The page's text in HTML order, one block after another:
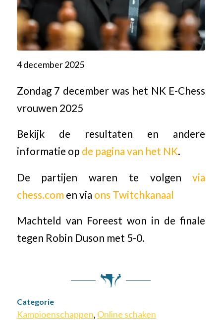
4 december 2025
Zondag 7 december was het NK E-Chess
vrouwen 2025
Bekijk de resultaten en andere
informatie op de pagina van het NK.
De partijen waren te volgen via
chess.com en via ons Twitchkanaal
Machteld van Foreest won in de finale
tegen Robin Duson met 5-0.
Categorie
Kampioenschappen, Online schaken